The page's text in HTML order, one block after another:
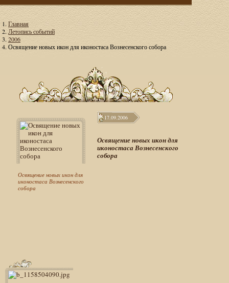
Главная
Летопись событий
2006
Освящение новых икон для иконостаса Вознесенского собора
Освящение новых икон для
иконостаса Вознесенского
собора
17.09.2006
Освящение новых икон для
иконостаса Вознесенского
собора